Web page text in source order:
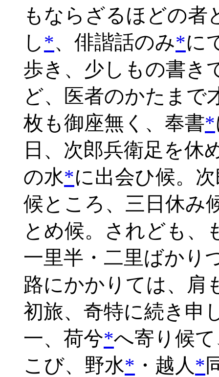
もならざるほどの者
し *、俳諧話のみ*に
歩き、少しもの書き
ど、医者のかたまで
枚も御座無く、奉書*
日、次郎兵衛足を休
の水*に出会ひ候。
候ところ、三日休み
とめ候。されども、
一里半・二里ばかり
路にかかりては、肩
初旅、奇特に続き申
一、荷兮*へ寄り候
こび、野水* ・越人 *